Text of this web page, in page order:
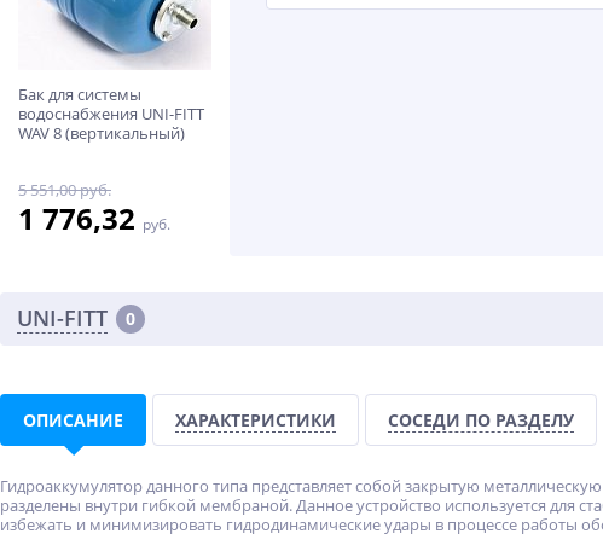
Бак для системы
водоснабжения UNI-FITT
WAV 8 (вертикальный)
5 551,00 руб.
1 776,32 руб.
UNI-FITT 0
ОПИСАНИЕ ХАРАКТЕРИСТИКИ СОСЕДИ ПО РАЗДЕЛУ
Гидроаккумулятор данного типа представляет собой закрытую
разделены внутри гибкой мембраной. Данное устройство используется для
избежать и минимизировать гидродинамические удары в процессе работы